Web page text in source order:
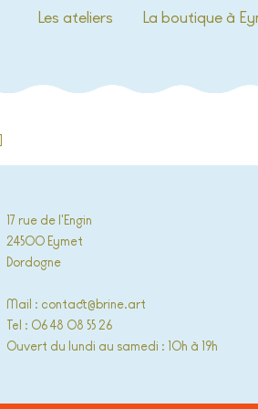
Les ateliers La boutique à
17 rue de l'Engin
24500 Eymet
Dordogne
Mail : contact@brine.art
Tel : 06 48 08 55 26
Ouvert du lundi au samedi : 10h à 19h